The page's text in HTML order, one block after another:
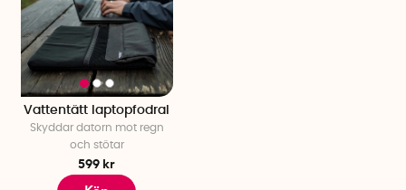
Vattentätt laptopfodral
Skyddar datorn mot regn
och stötar
599 kr